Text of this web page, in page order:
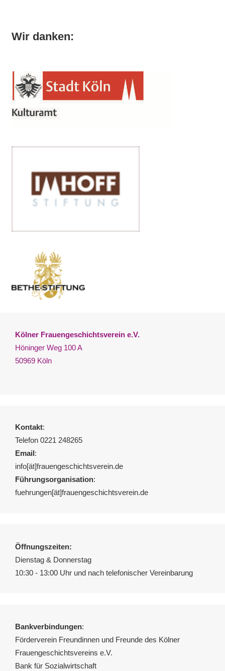
Wir danken:
Kölner Frauengeschichtsverein e.V.
Höninger Weg 100 A
50969 Köln
Kontakt:
Telefon 0221 248265
Email:
info[ät]frauengeschichtsverein.de
Führungsorganisation:
fuehrungen[ät]frauengeschichtsverein.de
Öffnungszeiten:
Dienstag & Donnerstag
10:30 - 13:00 Uhr und nach telefonischer Vereinbarung
Bankverbindungen:
Förderverein Freundinnen und Freunde des Kölner
Frauengeschichtsvereins e.V.
Bank für Sozialwirtschaft